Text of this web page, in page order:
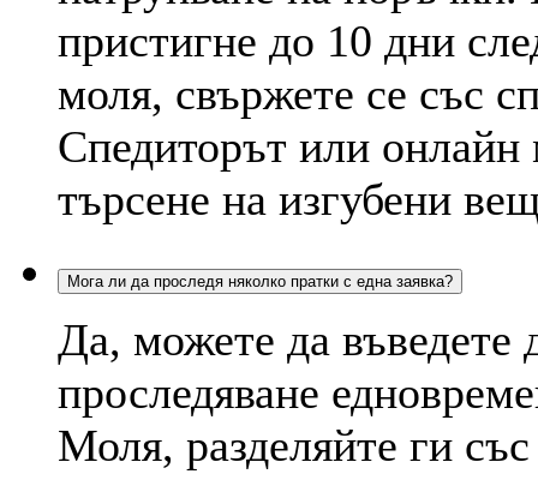
пристигне до 10 дни
моля, свържете се със
Спедиторът или онлайн
търсене на изгубени
Мога ли да проследя няколко пратки с една заявка?
Да, можете да въведете
проследяване
Моля, разделяйте ги